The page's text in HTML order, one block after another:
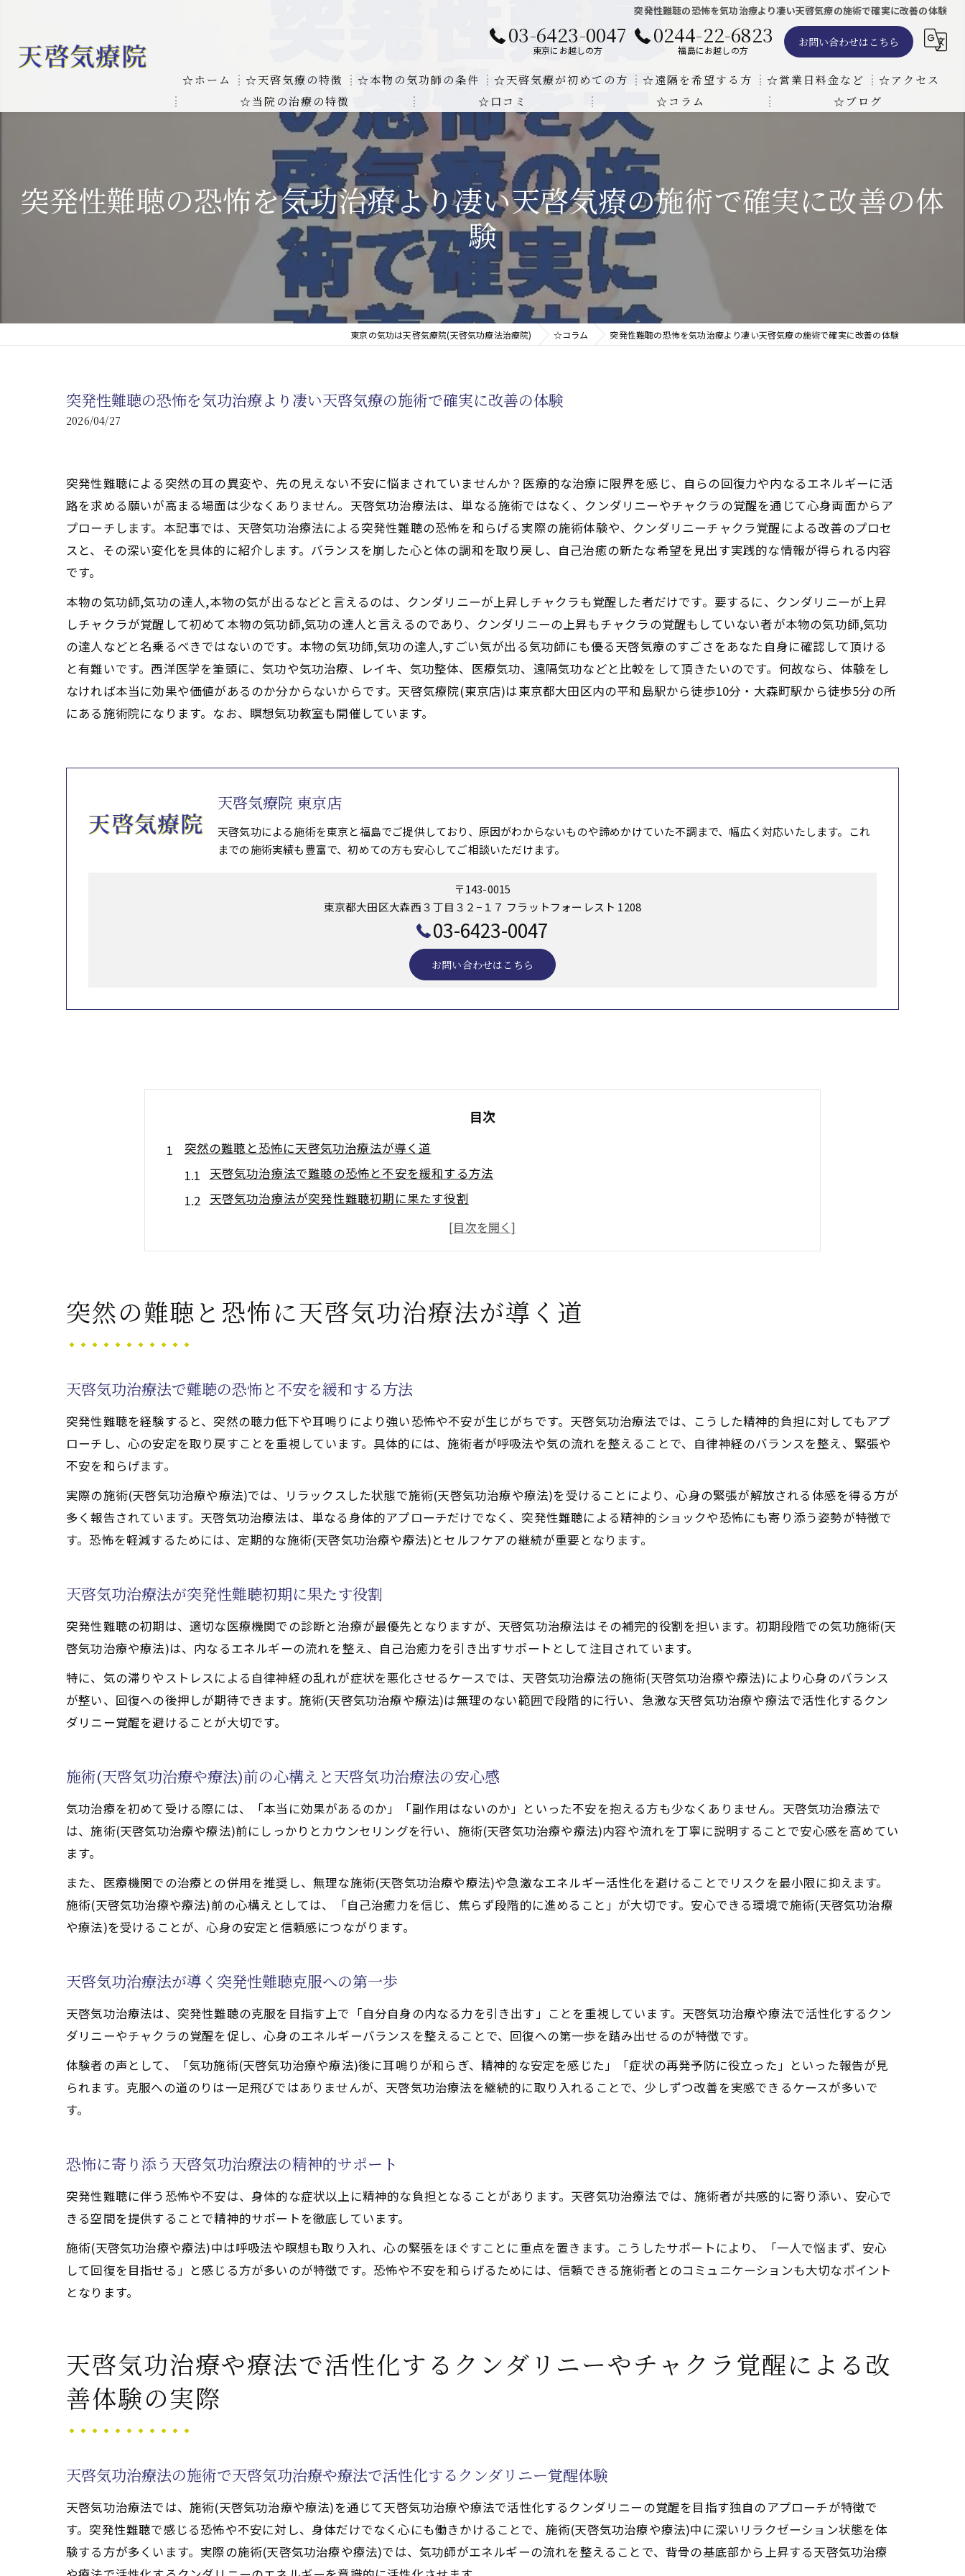
突発性難聴の恐怖を気功治療より凄い天啓気療の施術で確実に改善の体験
03-6423-0047
東京にお越しの方
0244-22-6823
福島にお越しの方
お問い合わせはこちら
☆ホーム ☆天啓気療の特徴
お客様の質問に対する回答
天啓気療に関する書籍
本物の気功師にも優るサイ能力の凄さ
気功治療や療法と天啓気療の違い
☆本物の気功師の条件
クンダリニーの上昇でチャクラの覚醒
☆天啓気療が初めての方 ☆遠隔を希望する方 ☆営業日料金など ☆アクセス
☆当院の治療の特徴
線維筋痛症が天啓気療により奇跡的な寛解
難病の疾患
難病治療に革命チャクラ覚醒サイ能力
肝臓疾患の原因と症状を解明及び緩解法
心臓の疾患
腎臓の疾患
☆口コミ ☆コラム ☆ブログ
突発性難聴の恐怖を気功治療より凄い天啓気療の施術で確実に改善の体
験
東京の気功は天啓気療院(天啓気功療法治療院) ☆コラム 突発性難聴の恐怖を気功治療より凄い天啓気療の施術で確実に改善の体験
突発性難聴の恐怖を気功治療より凄い天啓気療の施術で確実に改善の体験
2026/04/27
突発性難聴による突然の耳の異変や、先の見えない不安に悩まされていませんか？医療的な治療に限界を感じ、自らの回復力や内なるエネルギーに活
路を求める願いが高まる場面は少なくありません。天啓気功治療法は、単なる施術ではなく、クンダリニーやチャクラの覚醒を通じて心身両面からア
プローチします。本記事では、天啓気功治療法による突発性難聴の恐怖を和らげる実際の施術体験や、クンダリニーチャクラ覚醒による改善のプロセ
スと、その深い変化を具体的に紹介します。バランスを崩した心と体の調和を取り戻し、自己治癒の新たな希望を見出す実践的な情報が得られる内容
です。
本物の気功師,気功の達人,本物の気が出るなどと言えるのは、クンダリニーが上昇しチャクラも覚醒した者だけです。要するに、クンダリニーが上昇
しチャクラが覚醒して初めて本物の気功師,気功の達人と言えるのであり、クンダリニーの上昇もチャクラの覚醒もしていない者が本物の気功師,気功
の達人などと名乗るべきではないのです。本物の気功師,気功の達人,すごい気が出る気功師にも優る天啓気療のすごさをあなた自身に確認して頂ける
と有難いです。西洋医学を筆頭に、気功や気功治療、レイキ、気功整体、医療気功、遠隔気功などと比較をして頂きたいのです。何故なら、体験をし
なければ本当に効果や価値があるのか分からないからです。天啓気療院(東京店)は東京都大田区内の平和島駅から徒歩10分・大森町駅から徒歩5分の所
にある施術院になります。なお、瞑想気功教室も開催しています。
天啓気療院 東京店
天啓気功による施術を東京と福島でご提供しており、原因がわからないものや諦めかけていた不調まで、幅広く対応いたします。これ
までの施術実績も豊富で、初めての方も安心してご相談いただけます。
〒143-0015
東京都大田区大森西３丁目３２−１７ フラットフォーレスト 1208
03-6423-0047
お問い合わせはこちら
目次
突然の難聴と恐怖に天啓気功治療法が導く道
天啓気功治療法で難聴の恐怖と不安を緩和する方法
天啓気功治療法が突発性難聴初期に果たす役割
施術(天啓気功治療や療法)前の心構えと天啓気功治療法の安心感
天啓気功治療法が導く突発性難聴克服への第一歩
天啓気功治療や療法で活性化するクンダリニーやチャクラ覚醒による改善体験の実際
天啓気功治療法の施術で天啓気功治療や療法で活性化するクンダリニー覚醒体験
天啓気功治療や療法で活性化するクンダリニー覚醒による心と体の変化とは
天啓気功治療や療法で活性化するチャクラバランス調整がもたらす施術(天啓気功治療や療法)の実感
施術(天啓気功治療や療法)による心身の調和と自己治癒力の発動を探る
施術(天啓気功治療や療法)で心と体を整える天啓気功治療法の秘訣
自己治癒力を引き出す天啓気功治療や療法で活性化するクンダリニー覚醒の施術(天啓気功治療や療法)効果
天啓気功治療法の施術(天啓気功治療や療法)がもたらす安心感と変化
天啓気功治療法を通じた耳の違和感へのアプローチ
天啓気功治療法で耳の違和感を和らげる施術法(天啓気功治療や療法)
天啓気功治療や療法で活性化するクンダリニー覚醒を活用した耳の改善アプローチ
天啓気功治療や療法で活性化するチャクラ調整が耳の不調に及ぼす効果とは
天啓気功治療法の耳への具体的な施術(天啓気功治療や療法)体験
耳の違和感と不安に寄り添う天啓気功治療法
天啓気功治療や療法で活性化するクンダリニー覚醒が難聴改善にもたらす可能性
天啓気功治療法でクンダリニーを天啓気功治療や療法で活性化する意義
難聴改善における天啓気功治療や療法で活性化するチャクラ調整の重要性
天啓気功治療法の施術(天啓気功治療や療法)で得る難聴改善の手応え
天啓気功治療法体験談から得る新たな希望と気づき
天啓気功治療法で難聴克服への希望が生まれる理由
施術(天啓気功治療や療法)体験談から得る天啓気功治療や療法で活性化するチャクラ調整の意義
体験談を通じて知る自己治癒力の目覚め
突然の難聴と恐怖に天啓気功治療法が導く道
天啓気功治療法で難聴の恐怖と不安を緩和する方法
突発性難聴を経験すると、突然の聴力低下や耳鳴りにより強い恐怖や不安が生じがちです。天啓気功治療法では、こうした精神的負担に対してもアプ
ローチし、心の安定を取り戻すことを重視しています。具体的には、施術者が呼吸法や気の流れを整えることで、自律神経のバランスを整え、緊張や
不安を和らげます。
実際の施術(天啓気功治療や療法)では、リラックスした状態で施術(天啓気功治療や療法)を受けることにより、心身の緊張が解放される体感を得る方が
多く報告されています。天啓気功治療法は、単なる身体的アプローチだけでなく、突発性難聴による精神的ショックや恐怖にも寄り添う姿勢が特徴で
す。恐怖を軽減するためには、定期的な施術(天啓気功治療や療法)とセルフケアの継続が重要となります。
天啓気功治療法が突発性難聴初期に果たす役割
突発性難聴の初期は、適切な医療機関での診断と治療が最優先となりますが、天啓気功治療法はその補完的役割を担います。初期段階での気功施術(天
啓気功治療や療法)は、内なるエネルギーの流れを整え、自己治癒力を引き出すサポートとして注目されています。
特に、気の滞りやストレスによる自律神経の乱れが症状を悪化させるケースでは、天啓気功治療法の施術(天啓気功治療や療法)により心身のバランス
が整い、回復への後押しが期待できます。施術(天啓気功治療や療法)は無理のない範囲で段階的に行い、急激な天啓気功治療や療法で活性化するクン
ダリニー覚醒を避けることが大切です。
施術(天啓気功治療や療法)前の心構えと天啓気功治療法の安心感
気功治療を初めて受ける際には、「本当に効果があるのか」「副作用はないのか」といった不安を抱える方も少なくありません。天啓気功治療法で
は、施術(天啓気功治療や療法)前にしっかりとカウンセリングを行い、施術(天啓気功治療や療法)内容や流れを丁寧に説明することで安心感を高めてい
ます。
また、医療機関での治療との併用を推奨し、無理な施術(天啓気功治療や療法)や急激なエネルギー活性化を避けることでリスクを最小限に抑えます。
施術(天啓気功治療や療法)前の心構えとしては、「自己治癒力を信じ、焦らず段階的に進めること」が大切です。安心できる環境で施術(天啓気功治療
や療法)を受けることが、心身の安定と信頼感につながります。
天啓気功治療法が導く突発性難聴克服への第一歩
天啓気功治療法は、突発性難聴の克服を目指す上で「自分自身の内なる力を引き出す」ことを重視しています。天啓気功治療や療法で活性化するクン
ダリニーやチャクラの覚醒を促し、心身のエネルギーバランスを整えることで、回復への第一歩を踏み出せるのが特徴です。
体験者の声として、「気功施術(天啓気功治療や療法)後に耳鳴りが和らぎ、精神的な安定を感じた」「症状の再発予防に役立った」といった報告が見
られます。克服への道のりは一足飛びではありませんが、天啓気功治療法を継続的に取り入れることで、少しずつ改善を実感できるケースが多いで
す。
恐怖に寄り添う天啓気功治療法の精神的サポート
突発性難聴に伴う恐怖や不安は、身体的な症状以上に精神的な負担となることがあります。天啓気功治療法では、施術者が共感的に寄り添い、安心で
きる空間を提供することで精神的サポートを徹底しています。
施術(天啓気功治療や療法)中は呼吸法や瞑想も取り入れ、心の緊張をほぐすことに重点を置きます。こうしたサポートにより、「一人で悩まず、安心
して回復を目指せる」と感じる方が多いのが特徴です。恐怖や不安を和らげるためには、信頼できる施術者とのコミュニケーションも大切なポイント
となります。
天啓気功治療や療法で活性化するクンダリニーやチャクラ覚醒による改
善体験の実際
天啓気功治療法の施術で天啓気功治療や療法で活性化するクンダリニー覚醒体験
天啓気功治療法では、施術(天啓気功治療や療法)を通じて天啓気功治療や療法で活性化するクンダリニーの覚醒を目指す独自のアプローチが特徴で
す。突発性難聴で感じる恐怖や不安に対し、身体だけでなく心にも働きかけることで、施術(天啓気功治療や療法)中に深いリラクゼーション状態を体
験する方が多くいます。実際の施術(天啓気功治療や療法)では、気功師がエネルギーの流れを整えることで、背骨の基底部から上昇する天啓気功治療